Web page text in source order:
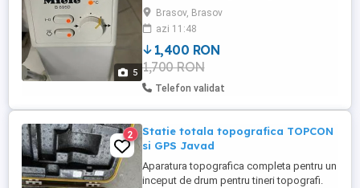
5
Miele, Pfaff, Cordes, Siemens, Bosh,
simple, cu umidificator, cu reglare viteza,
cu abur, rabatabile sau pe picioare fixe,
ideale pentru pensiuni, hoteluri,
restaurante sau organizari evenimente
pentru ajutorul necesar in ...
Brasov, Brasov
azi 11:48
1,400 RON
1,700 RON
Telefon validat
2
Statie totala topografica TOPCON
si GPS Javad
Aparatura topografica completa pentru un
inceput de drum pentru tineri topografi.